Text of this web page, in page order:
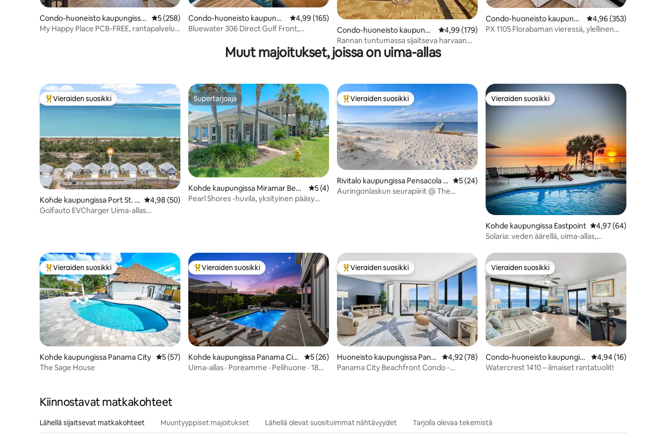
Condo-huoneisto kaupungissa
Panama City Beach
Keskimääräinen arvio 5/5, 258 arvostelua
5 (258)
My Happy Place PCB-FREE, rantapalvelut,
Condo-huoneisto kaupungis
sa Orange Beach
Keskimääräinen arvio 4,99/5, 165 arvostelua
4,99 (165)
Bluewater 306 Direct Gulf Front,
Condo-huoneisto kaupungis
sa Pensacola
Keskimääräinen arvio 4,99/5, 179 arvostelua
4,99 (179)
Rannan tuntumassa sijaitseva harvaan
asuttu condo-huoneisto Perdido Keyssä!
Condo-huoneisto kaupungi
ssa Orange Beach
Keskimääräinen arvio
4,96 (353)
PX 1105 Florabaman vieressä, ylellinen
Muut majoitukset, joissa on uima-allas
Vieraiden suosikkien parhaimmistoa
Vieraiden suosikki
Kohde kaupungissa Port St. J
oe
Keskimääräinen arvio 4,98/5, 50 arvostelua
4,98 (50)
Golfauto EVCharger Uima-allas
Supertarjoaja
Supertarjoaja
Kohde kaupungissa Miramar Beac
h
Keskimääräinen arvio 5/5, 4 arvostelua
5 (4)
Pearl Shores -huvila, yksityinen pääsy
Vieraiden suosikkien parhaimmistoa
Vieraiden suosikki
Rivitalo kaupungissa Pensacola B
each
Keskimääräinen arvio 5/5, 24 arvostelua
5 (24)
Auringonlaskun seurapiirit @ The
Vieraiden suosikki
Vieraiden suosikki
Kohde kaupungissa Eastpoint Keskimääräinen
4,97 (64)
Solaria: veden äärellä, uima-allas,
Vieraiden suosikkien parhaimmistoa
Vieraiden suosikki
Kohde kaupungissa Panama City Keskimääräinen arvio 5/5, 57 arvostelua
5 (57)
The Sage House
Vieraiden suosikkien parhaimmistoa
Vieraiden suosikki
Kohde kaupungissa Panama City
Beach
Keskimääräinen arvio 5/5, 26 arvostelua
5 (26)
Uima-allas · Poreamme · Pelihuone · 18
Vieraiden suosikkien parhaimmistoa
Vieraiden suosikki
Huoneisto kaupungissa Pana
ma City Beach
Keskimääräinen arvio 4,92/5, 78 arvostelua
4,92 (78)
Panama City Beachfront Condo -
Vieraiden suosikki
Vieraiden suosikki
Condo-huoneisto kaupungiss
a Panama City
Keskimääräinen
4,94 (16)
Watercrest 1410 – ilmaiset rantatuolit!
Kiinnostavat matkakohteet
Lähellä sijaitsevat matkakohteet Muuntyyppiset majoitukset Lähellä olevat suosituimmat nähtävyydet Tarjolla olevaa tekemistä